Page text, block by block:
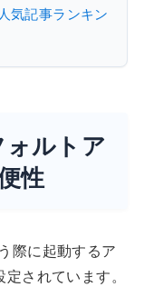
気記事ランキン
ルトア
性
際に起動するア
されています。